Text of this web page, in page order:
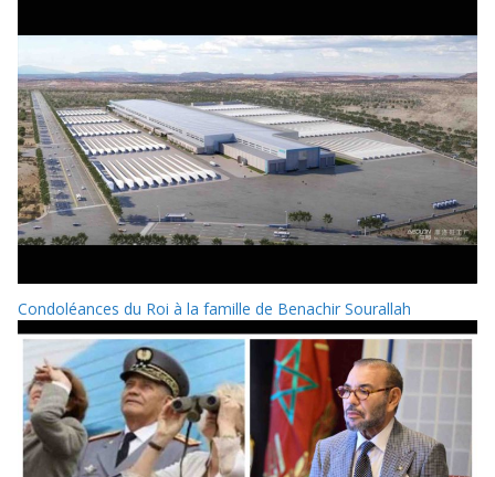
Condoléances du Roi à la famille de Benachir Sourallah